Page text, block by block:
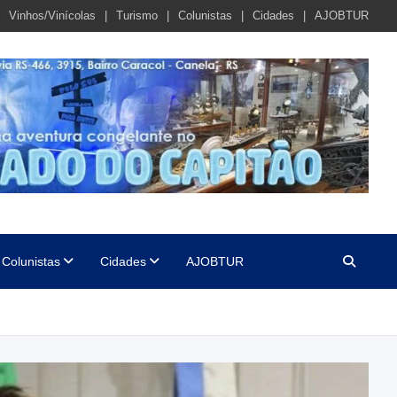
Vinhos/Vinícolas Turismo Colunistas Cidades AJOBTUR
Colunistas Cidades AJOBTUR